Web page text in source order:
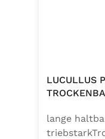
LUCULLUS
lange